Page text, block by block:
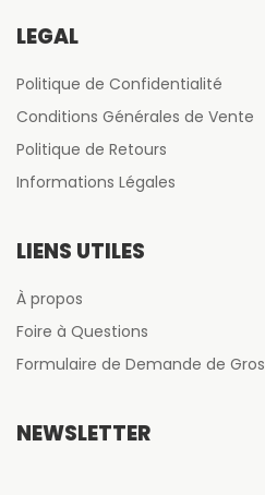
LÉGAL
Politique de Confidentialité
Conditions Générales de Vente
Politique de Retours
Informations Légales
LIENS UTILES
À propos
Foire à Questions
Formulaire de Demande de Gros
NEWSLETTER